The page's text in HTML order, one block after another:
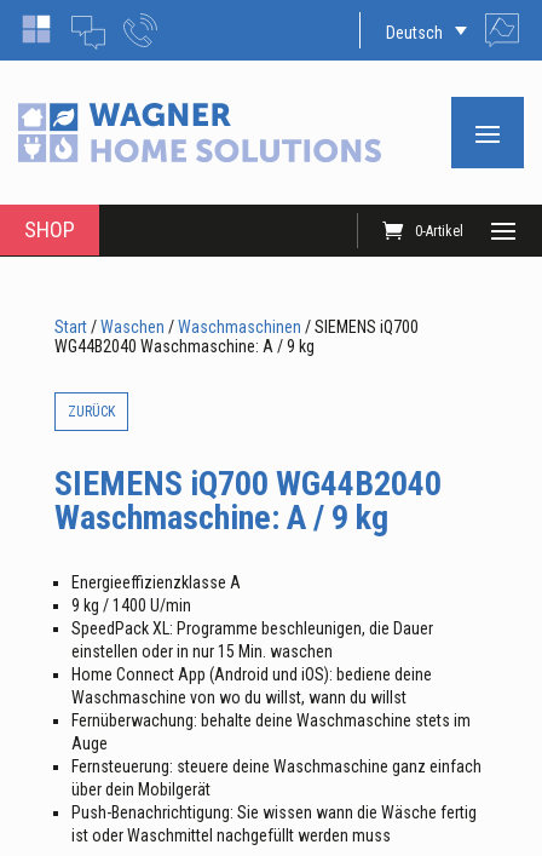
Deutsch
SHOP 0-Artikel
Start/Waschen /Waschmaschinen / SIEMENS iQ700
WG44B2040 Waschmaschine: A / 9 kg
ZURÜCK
SIEMENS iQ700 WG44B2040
Waschmaschine: A / 9 kg
Energieeffizienzklasse A
9 kg / 1400 U/min
SpeedPack XL: Programme beschleunigen, die Dauer
einstellen oder in nur 15 Min. waschen
Home Connect App (Android und iOS): bediene deine
Waschmaschine von wo du willst, wann du willst
Fernüberwachung: behalte deine Waschmaschine stets im
Auge
Fernsteuerung: steuere deine Waschmaschine ganz einfach
über dein Mobilgerät
Push-Benachrichtigung: Sie wissen wann die Wäsche fertig
ist oder Waschmittel nachgefüllt werden muss